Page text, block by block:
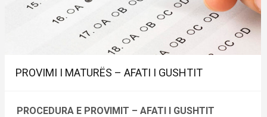
PROVIMI I MATURËS – AFATI I GUSHTIT
PROCEDURA E PROVIMIT – AFATI I GUSHTIT